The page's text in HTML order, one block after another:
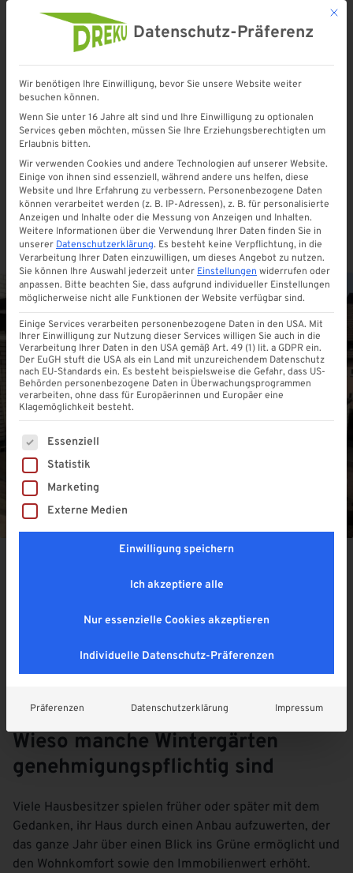
ALLGEMEIN
Ist ein Wintergarten
genehmigungspflichtig, oder
nicht?
Von Malte Krekeler Oktober 2024 0
ganze Jahr über die Natur zu genießen, ohne den
jedoch mit dem Bau beginnen, ist es wichtig zu wissen,
erforderlich ist. Hier erfahren Sie, wann dies der Fall ist
reibungslos zu gestalten.
Wieso manche Wintergärten
genehmigungspflichtig sind
Viele Hausbesitzer spielen früher oder später mit dem
Gedanken, ihr Haus durch einen Anbau aufzuwerten, der
das ganze Jahr über einen Blick ins Grüne ermöglicht und
den Wohnkomfort sowie den Immobilienwert erhöht.
Mit
Datenschutz-Präferenz
Wir benötigen Ihre Einwilligung, bevor Sie unsere Website weiter
besuchen können.
Wenn Sie unter 16 Jahre alt sind und Ihre Einwilligung zu optionalen
Services geben möchten, müssen Sie Ihre Erziehungsberechtigten um
Erlaubnis bitten.
Wir verwenden Cookies und andere Technologien auf unserer Website.
Einige von ihnen sind essenziell, während andere uns helfen, diese
Website und Ihre Erfahrung zu verbessern. Personenbezogene Daten
können verarbeitet werden (z. B. IP-Adressen), z. B. für personalisierte
Anzeigen und Inhalte oder die Messung von Anzeigen und Inhalten.
Weitere Informationen über die Verwendung Ihrer Daten finden Sie in
unserer Datenschutzerklärung. Es besteht keine Verpflichtung, in die
Verarbeitung Ihrer Daten einzuwilligen, um dieses Angebot zu nutzen.
Sie können Ihre Auswahl jederzeit unter Einstellungen widerrufen oder
anpassen. Bitte beachten Sie, dass aufgrund individueller Einstellungen
möglicherweise nicht alle Funktionen der Website verfügbar sind.
Einige Services verarbeiten personenbezogene Daten in den USA. Mit
Ihrer Einwilligung zur Nutzung dieser Services willigen Sie auch in die
Verarbeitung Ihrer Daten in den USA gemäß Art. 49 (1) lit. a GDPR ein.
Der EuGH stuft die USA als ein Land mit unzureichendem Datenschutz
nach EU-Standards ein. Es besteht beispielsweise die Gefahr, dass US-
Behörden personenbezogene Daten in Überwachungsprogrammen
verarbeiten, ohne dass für Europäerinnen und Europäer eine
Klagemöglichkeit besteht.
Es folgt eine Liste der Service-Gruppen, für die eine
Essenziell
Statistik
Marketing
Externe Medien
Einwilligung speichern
Ich akzeptiere alle
Nur essenzielle Cookies akzeptieren
Individuelle Datenschutz-Präferenzen
Präferenzen Datenschutzerklärung Impressum